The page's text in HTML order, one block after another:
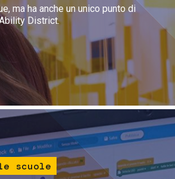
ma ha anche un unico punto di
District.
scuole